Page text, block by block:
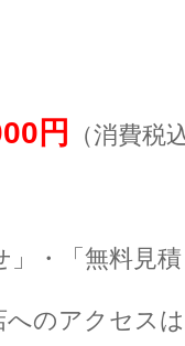
円 （消費税
・「無料見
のアクセス